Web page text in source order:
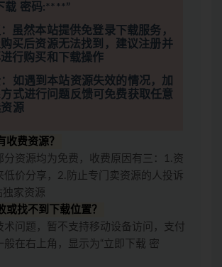
载 密码:****”
虽然本站提供免登录下载服务，
买后资源无法找到，建议注册并
行购买和下载操作
如遇到本站资源失效的情况，加
式进行问题反馈可免费获取任意
源
收费资源？
分资源均为免费，收费原因有三：1.资
低价分享，2.防止专门卖资源的人投诉
独家资源
或找不到下载位置？
术问题，暂不支持移动设备访问，支付
般在右上角，显示为“立即下载 密